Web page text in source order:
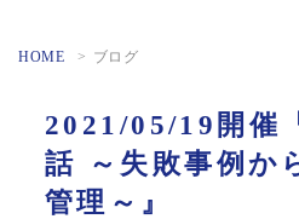
HOME ブログ
2021/05/19開催
話 ～失敗事例か
管理～』